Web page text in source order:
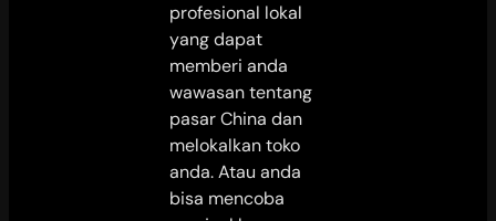
profesional lokal
yang dapat
memberi anda
wawasan tentang
pasar China dan
melokalkan toko
anda. Atau anda
bisa mencoba